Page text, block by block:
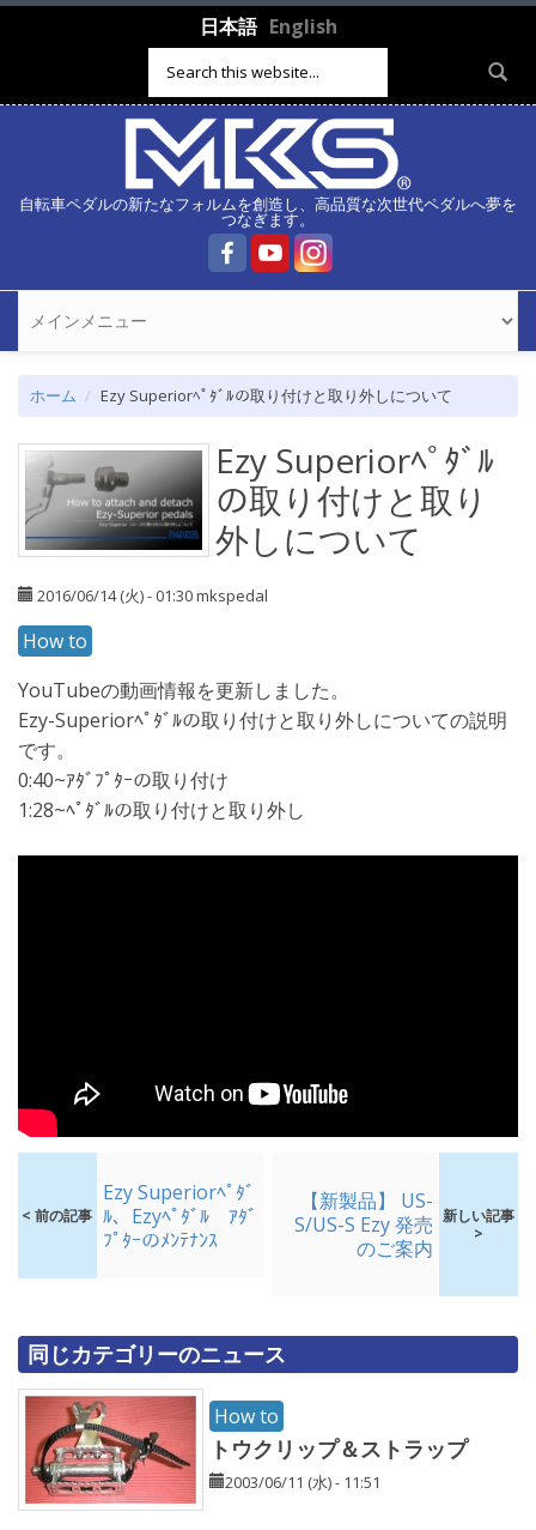
メインコンテンツに移動日本語 English
検索フォーム
自転車ペダルの新たなフォルムを創造し、高品質な次世代ペダルへ夢を
つなぎます。
ホーム Ezy Superiorﾍﾟﾀﾞﾙの取り付けと取り外しについて
Ezy Superiorﾍﾟﾀﾞﾙ
の取り付けと取り
外しについて
2016/06/14 (火) - 01:30mkspedal
How to
YouTubeの動画情報を更新しました。
Ezy-Superiorﾍﾟﾀﾞﾙの取り付けと取り外しについての説明
です。
0:40~ｱﾀﾞﾌﾟﾀｰの取り付け
1:28~ﾍﾟﾀﾞﾙの取り付けと取り外し
< 前の記事
Ezy Superiorﾍﾟﾀﾞ
ﾙ、Ezyﾍﾟﾀﾞﾙ ｱﾀﾞ
ﾌﾟﾀｰのﾒﾝﾃﾅﾝｽ
【新製品】 US-
S/US-S Ezy 発売
のご案内
新しい記事
>
同じカテゴリーのニュース
How to
トウクリップ＆ストラップ
2003/06/11 (水) - 11:51